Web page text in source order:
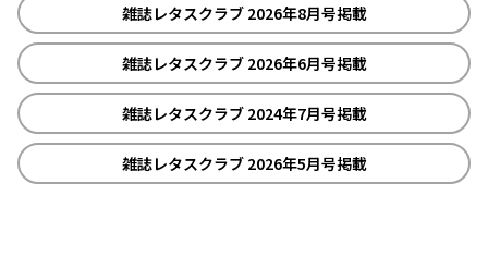
雑誌レタスクラブ 2026年8月号掲載
雑誌レタスクラブ 2026年6月号掲載
雑誌レタスクラブ 2024年7月号掲載
雑誌レタスクラブ 2026年5月号掲載